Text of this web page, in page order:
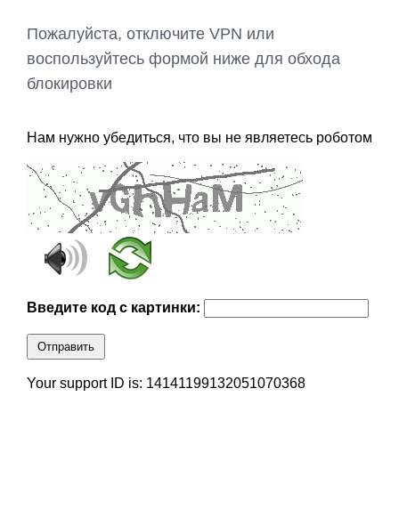
Пожалуйста, отключите VPN или
воспользуйтесь формой ниже для обхода
блокировки
Нам нужно убедиться, что вы не являетесь роботом
Введите код с картинки:
Отправить
Your support ID is: 14141199132051070368